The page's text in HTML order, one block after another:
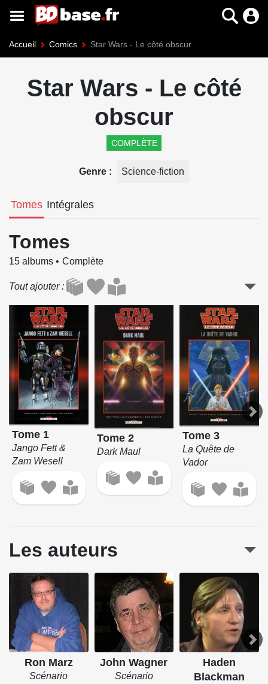
Accueil Comics Star Wars - Le côté obscur
Star Wars - Le côté
obscur
COMPLÈTE
Genre Science-fiction
Tomes Intégrales
Tomes
15 albums Complète
Tout ajouter
Tome 1
Jango Fett &
Zam Wesell
Tome 2
Dark Maul
Tome 3
La Quête de
Vador
Les auteurs
Ron Marz
Scénario
John Wagner
Scénario
Haden
Blackman